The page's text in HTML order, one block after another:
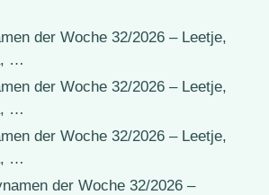
der Woche 32/2026 – Leetje,
…
der Woche 32/2026 – Leetje,
…
der Woche 32/2026 – Leetje,
…
der Woche 32/2026 –